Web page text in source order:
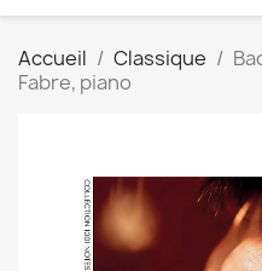
Accueil Classique
Fabre, piano